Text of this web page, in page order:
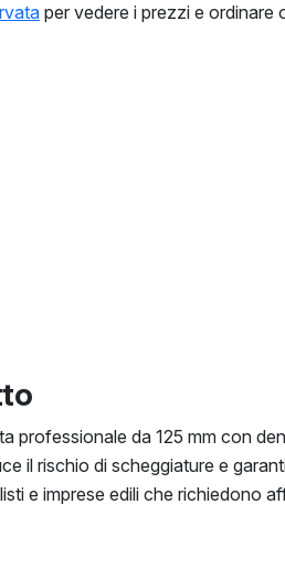
per vedere i prezzi e ordinare
professionale da 125 mm con
il rischio di scheggiature e
e imprese edili che richiedono